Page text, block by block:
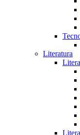
Literatura